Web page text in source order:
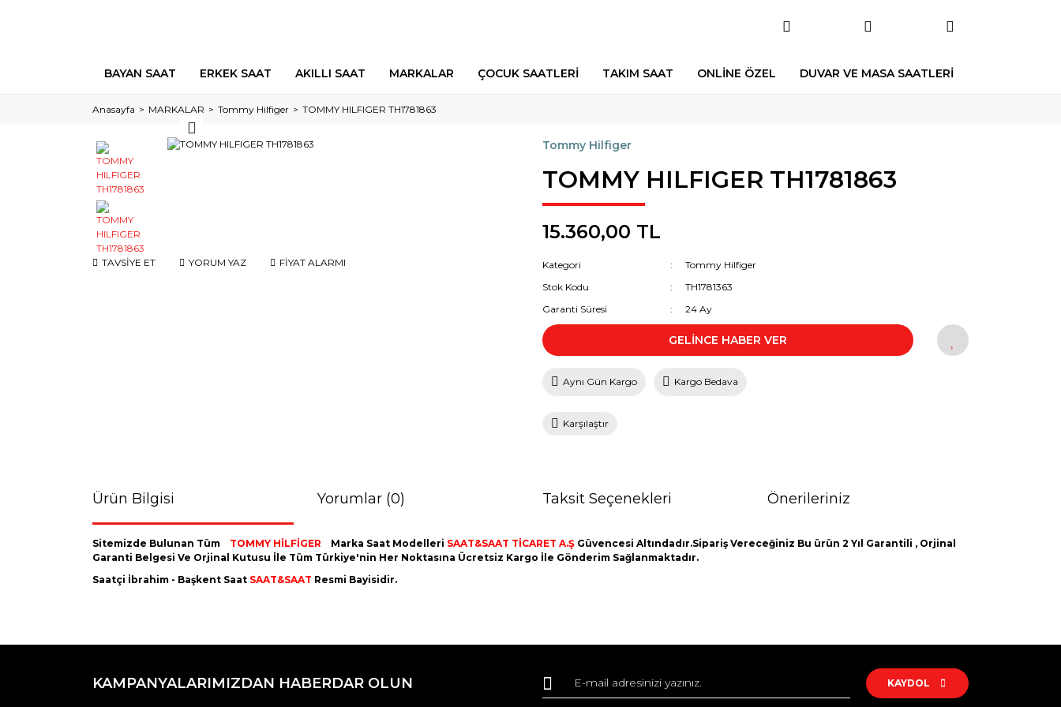
BAYAN SAAT ERKEK SAAT AKILLI SAAT MARKALAR ÇOCUK SAATLERİ TAKIM SAAT ONLİNE ÖZEL DUVAR VE MASA SAATLERİ
Anasayfa MARKALAR Tommy Hilfiger TOMMY HILFIGER TH1781863
TAVSİYE ET YORUM YAZ FİYAT ALARMI
Tommy Hilfiger
TOMMY HILFIGER TH1781863
15.360,00 TL
Kategori
Tommy Hilfiger
Stok Kodu
TH1781363
Garanti Süresi
24 Ay
GELİNCE HABER VER
Aynı Gün Kargo Kargo Bedava
Karşılaştır
Ürün Bilgisi Yorumlar (0) Taksit Seçenekleri Önerileriniz
Sitemizde Bulunan Tüm TOMMY HİLFİGER Marka Saat Modelleri SAAT&SAAT TİCARET A.Ş Güvencesi Altındadır.Sipariş Vereceğiniz Bu ürün 2 Yıl Garantili , Orjinal
Garanti Belgesi Ve Orjinal Kutusu İle Tüm Türkiye'nin Her Noktasına Ücretsiz Kargo İle Gönderim Sağlanmaktadır.
Saatçi İbrahim - Başkent Saat SAAT&SAAT Resmi Bayisidir.
Yorum Yaz
Görüş ve önerileriniz için teşekkür ederiz.
Ürün resmi kalitesiz, bozuk veya görüntülenemiyor.
KAMPANYALARIMIZDAN HABERDAR OLUN KAYDOL